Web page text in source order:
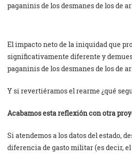
paganinis de los desmanes de los de
El impacto neto de la iniquidad que
significativamente diferente y
paganinis de los desmanes de los de
Y si revertiéramos el rearme ¿qué
Acabamos esta reflexión con otra
Si atendemos a los datos del estado,
diferencia de gasto militar (es decir,